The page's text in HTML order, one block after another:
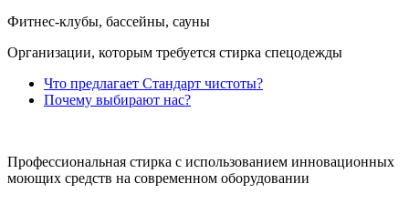
Фитнес-клубы, бассейны, сауны
Организации, которым требуется стирка спецодежды
Что предлагает Стандарт чистоты?
Почему выбирают нас?
Профессиональная стирка с использованием инновационных
моющих средств на современном оборудовании